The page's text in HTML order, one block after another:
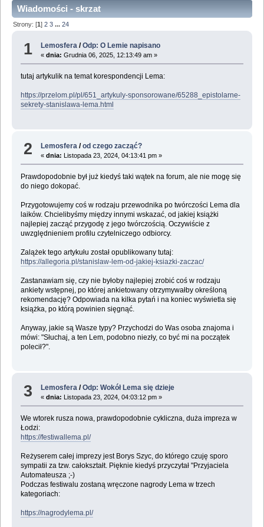
Wiadomości - skrzat
Strony: [1]2 3 ...24
1 Lemosfera /Odp: O Lemie napisano
«dnia: Grudnia 06, 2025, 12:13:49 am »
tutaj artykulik na temat korespondencji Lema:
https://przelom.pl/pl/651_artykuly-sponsorowane/65288_epistolarne-
sekrety-stanislawa-lema.html
2 Lemosfera /od czego zacząć?
«dnia: Listopada 23, 2024, 04:13:41 pm »
Prawdopodobnie był już kiedyś taki wątek na forum, ale nie mogę się
do niego dokopać.
Przygotowujemy coś w rodzaju przewodnika po twórczości Lema dla
laików. Chcielibyśmy między innymi wskazać, od jakiej książki
najlepiej zacząć przygodę z jego twórczością. Oczywiście z
uwzględnieniem profilu czytelniczego odbiorcy.
Zalążek tego artykułu został opublikowany tutaj:
https://allegoria.pl/stanislaw-lem-od-jakiej-ksiazki-zaczac/
Zastanawiam się, czy nie byłoby najlepiej zrobić coś w rodzaju
ankiety wstępnej, po której ankietowany otrzymywałby określoną
rekomendację? Odpowiada na kilka pytań i na koniec wyświetla się
książka, po którą powinien sięgnąć.
Anyway, jakie są Wasze typy? Przychodzi do Was osoba znajoma i
mówi: "Słuchaj, a ten Lem, podobno niezły, co być mi na początek
polecił?".
3 Lemosfera /Odp: Wokół Lema się dzieje
«dnia: Listopada 23, 2024, 04:03:12 pm »
We wtorek rusza nowa, prawdopodobnie cykliczna, duża impreza w
Łodzi:
https://festiwallema.pl/
Reżyserem całej imprezy jest Borys Szyc, do którego czuję sporo
sympatii za tzw. całokształt. Pięknie kiedyś przyczytał "Przyjaciela
Automateusza ;-)
Podczas festiwalu zostaną wręczone nagrody Lema w trzech
kategoriach:
https://nagrodylema.pl/